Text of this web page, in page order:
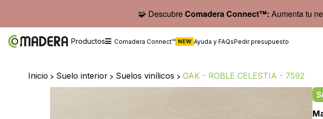
🧩 DescubreComadera Connect™: Aumenta tu
Productos Comadera Connect™ NEW Ayuda y FAQsPedir presupuesto
Inicio > Suelo interior > Suelos vinílicos > OAK - ROBLE CELESTIA - 7592